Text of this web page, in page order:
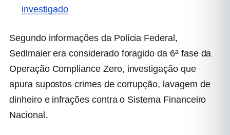
investigado
Segundo informações da Polícia Federal,
Sedlmaier era considerado foragido da 6ª fase da
Operação Compliance Zero, investigação que
apura supostos crimes de corrupção, lavagem de
dinheiro e infrações contra o Sistema Financeiro
Nacional.